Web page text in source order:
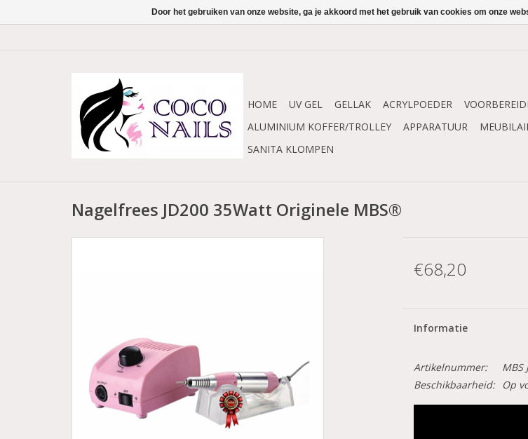
HOME UV GEL GELLAK ACRYLPOEDER
ALUMINIUM KOFFER/TROLLEY
APPARATUUR
SANITA KLOMPEN
Nagelfrees JD200 35Watt Originele MBS®
€68,20
Informatie
Artikelnummer:
MBS
Beschikbaarheid:
Op
Door het gebruiken van onze website, ga je akkoord met het gebruik van cookies om onze